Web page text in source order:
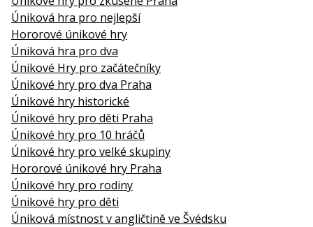
Úniková hra pro nejlepší
Hororové únikové hry
Úniková hra pro dva
Únikové Hry pro začátečníky
Únikové hry pro dva Praha
Únikové hry historické
Únikové hry pro děti Praha
Únikové hry pro 10 hráčů
Únikové hry pro velké skupiny
Hororové únikové hry Praha
Únikové hry pro rodiny
Únikové hry pro děti
Úniková místnost v angličtině ve Švédsku